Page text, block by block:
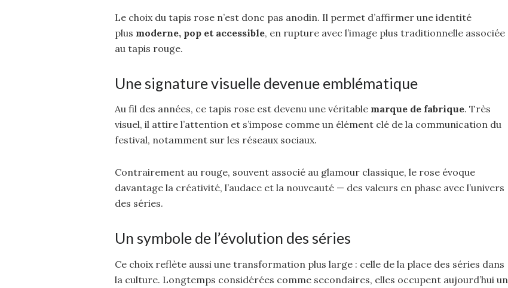
Le choix du tapis rose n’est donc pas anodin. Il permet d’affirmer une identité
plus moderne, pop et accessible, en rupture avec l’image plus traditionnelle associée
au tapis rouge.
Une signature visuelle devenue emblématique
Au fil des années, ce tapis rose est devenu une véritable marque de fabrique. Très
visuel, il attire l’attention et s’impose comme un élément clé de la communication du
festival, notamment sur les réseaux sociaux.
Contrairement au rouge, souvent associé au glamour classique, le rose évoque
davantage la créativité, l’audace et la nouveauté — des valeurs en phase avec l’univers
des séries.
Un symbole de l’évolution des séries
Ce choix reflète aussi une transformation plus large : celle de la place des séries dans
la culture. Longtemps considérées comme secondaires, elles occupent aujourd’hui un